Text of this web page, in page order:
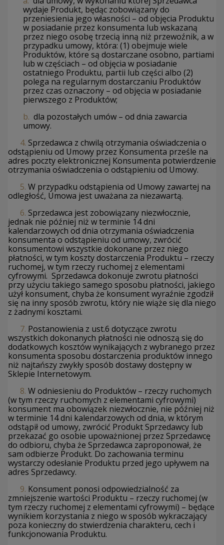
wydaje Produkt, będąc zobowiązany do
przeniesienia jego własności – od objęcia Produktu
w posiadanie przez konsumenta lub wskazaną
przez niego osobę trzecią inną niż przewoźnik, a w
przypadku umowy, która: (1) obejmuje wiele
Produktów, które są dostarczane osobno, partiami
lub w częściach – od objęcia w posiadanie
ostatniego Produktu, partii lub części albo (2)
polega na regularnym dostarczaniu Produktów
przez czas oznaczony – od objęcia w posiadanie
pierwszego z Produktów;
b. dla pozostałych umów – od dnia zawarcia
umowy.
4. Sprzedawca z chwilą otrzymania oświadczenia o
odstąpieniu od Umowy przez Konsumenta prześle na
adres poczty elektronicznej Konsumenta potwierdzenie
otrzymania oświadczenia o odstąpieniu od Umowy.
5. W przypadku odstąpienia od Umowy zawartej na
odległość, Umowa jest uważana za niezawartą.
6. Sprzedawca jest zobowiązany niezwłocznie,
jednak nie później niż w terminie 14 dni
kalendarzowych od dnia otrzymania oświadczenia
konsumenta o odstąpieniu od umowy, zwrócić
konsumentowi wszystkie dokonane przez niego
płatności, w tym koszty dostarczenia Produktu – rzeczy
ruchomej, w tym rzeczy ruchomej z elementami
cyfrowymi. Sprzedawca dokonuje zwrotu płatności
przy użyciu takiego samego sposobu płatności, jakiego
użył konsument, chyba że konsument wyraźnie zgodził
się na inny sposób zwrotu, który nie wiąże się dla niego
z żadnymi kosztami.
7. Postanowienia z ust.6 dotyczące zwrotu
wszystkich dokonanych płatności nie odnoszą się do
dodatkowych kosztów wynikających z wybranego przez
konsumenta sposobu dostarczenia produktów innego
niż najtańszy zwykły sposób dostawy dostępny w
Sklepie Internetowym.
8. W odniesieniu do Produktów – rzeczy ruchomych
(w tym rzeczy ruchomych z elementami cyfrowymi)
konsument ma obowiązek niezwłocznie, nie później niż
w terminie 14 dni kalendarzowych od dnia, w którym
odstąpił od umowy, zwrócić Produkt Sprzedawcy lub
przekazać go osobie upoważnionej przez Sprzedawcę
do odbioru, chyba że Sprzedawca zaproponował, że
sam odbierze Produkt. Do zachowania terminu
wystarczy odesłanie Produktu przed jego upływem na
adres Sprzedawcy.
9. Konsument ponosi odpowiedzialność za
zmniejszenie wartości Produktu – rzeczy ruchomej (w
tym rzeczy ruchomej z elementami cyfrowymi) – będące
wynikiem korzystania z niego w sposób wykraczający
poza konieczny do stwierdzenia charakteru, cech i
funkcjonowania Produktu.